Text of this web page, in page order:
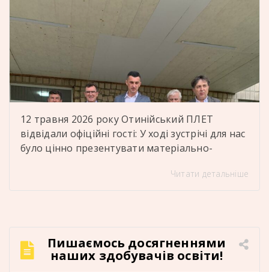
12 травня 2026 року Отинійський ПЛЕТ
відвідали офіційні гості: У ході зустрічі для нас
було цінно презентувати матеріально-
майстерні, лабораторії та гуртожиток, де
теплу та дружню атмосферу, конструктивне
спілкування та фаховий […]
Читати детальніше
Пишаємось досягненнями
наших здобувачів освіти!